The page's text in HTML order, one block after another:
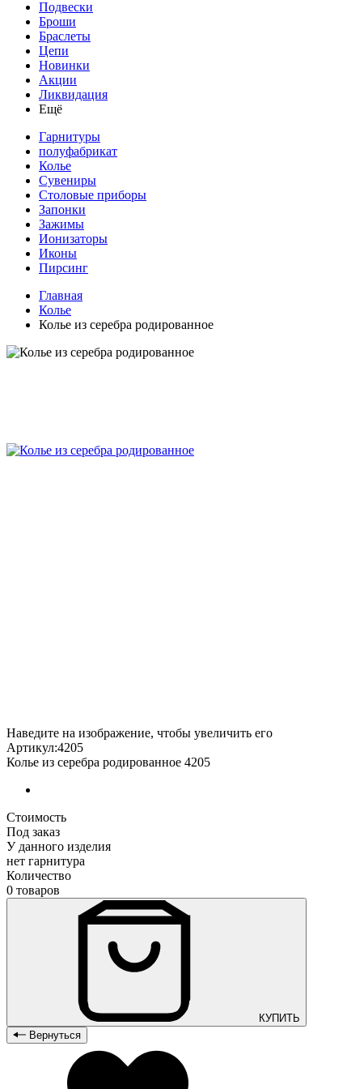
Подвески
Броши
Браслеты
Цепи
Новинки
Акции
Ликвидация
Ещё
Гарнитуры
полуфабрикат
Колье
Сувениры
Столовые приборы
Запонки
Зажимы
Ионизаторы
Иконы
Пирсинг
Главная
Колье
Колье из серебра родированное
Наведите на изображение, чтобы увеличить его
Артикул:4205
Колье из серебра родированное 4205
Стоимость
Под заказ
У данного изделия
нет гарнитура
Количество
0 товаров
КУПИТЬ
Вернуться